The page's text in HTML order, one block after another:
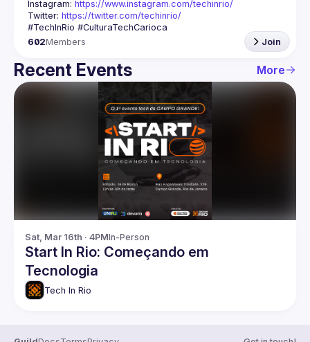
Instagram: https://www.instagram.com/techinrio/
Twitter: https://twitter.com/techinrio/
602Members Join
Recent Events More
Sat, Mar 16th · 4PMIn-Person
Start In Rio: Começando em
Tecnologia
Tech In Rio